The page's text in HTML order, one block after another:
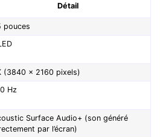
Détail
pouces
(3840 x 2160 pixels)
Hz
Surface Audio+ (son généré
par l’écran)